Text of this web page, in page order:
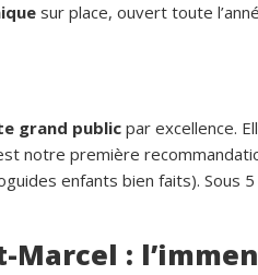
sur place, ouvert toute
grand public par excellence.
notre première
enfants bien faits). Sous
Marcel :